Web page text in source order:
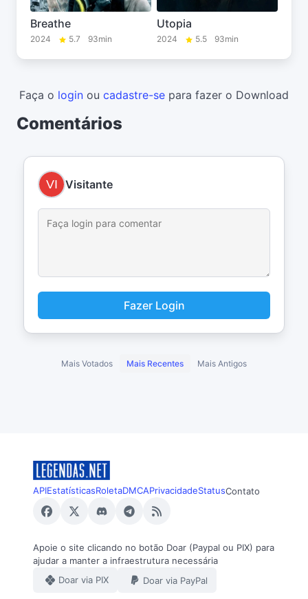
Breathe
2024 5.7 93min
Utopia
2024 5.5 93min
Faça o login ou cadastre-se para fazer o Download
Comentários
Visitante
Fazer Login
Mais Votados Mais Recentes Mais Antigos
APIEstatísticasRoletaDMCAPrivacidadeStatusContato
Apoie o site clicando no botão Doar (Paypal ou PIX) para
ajudar a manter a infraestrutura necessária
Doar via PIX
Doar via PayPal